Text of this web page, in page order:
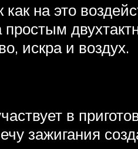
как на это
искра и воздух.
в
зажигания